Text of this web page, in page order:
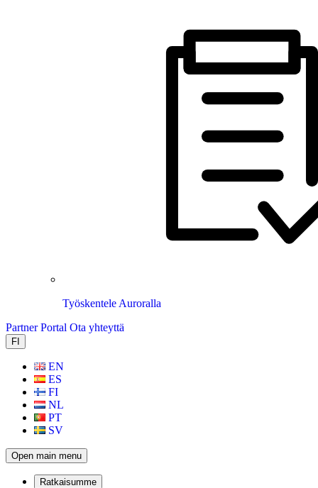
Työskentele Auroralla
Partner Portal Ota yhteyttä
FI
EN
ES
FI
NL
PT
SV
Open main menu
Ratkaisumme